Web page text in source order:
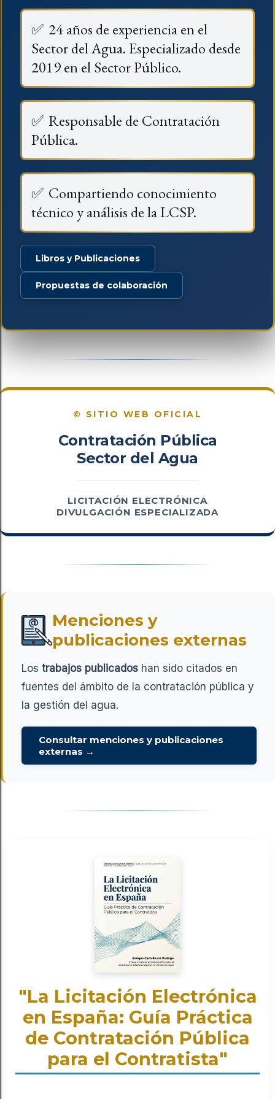
✅ 24 años de experiencia en el
Sector del Agua. Especializado desde
2019 en el Sector Público.
✅ Responsable de Contratación
Pública.
✅ Compartiendo conocimiento
técnico y análisis de la LCSP.
Libros y Publicaciones
Propuestas de colaboración
© SITIO WEB OFICIAL
Contratación Pública
Sector del Agua
LICITACIÓN ELECTRÓNICA
DIVULGACIÓN ESPECIALIZADA
Menciones y
publicaciones externas
Los trabajos publicados han sido citados en
fuentes del ámbito de la contratación pública y
la gestión del agua.
Consultar menciones y publicaciones
externas →
"La Licitación Electrónica
en España: Guía Práctica
de Contratación Pública
para el Contratista"